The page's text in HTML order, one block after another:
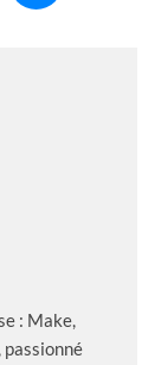
: Make,